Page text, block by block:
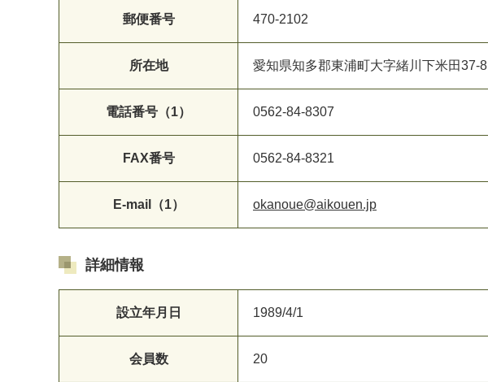
郵便番号 470-2102
所在地 愛知県知多郡東浦町大字緒川下米田37-8
電話番号（1） 0562-84-8307
FAX番号 0562-84-8321
E-mail（1） okanoue@aikouen.jp
詳細情報
設立年月日 1989/4/1
会員数 20